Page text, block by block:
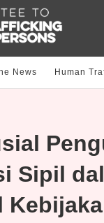
News Human
Sipil